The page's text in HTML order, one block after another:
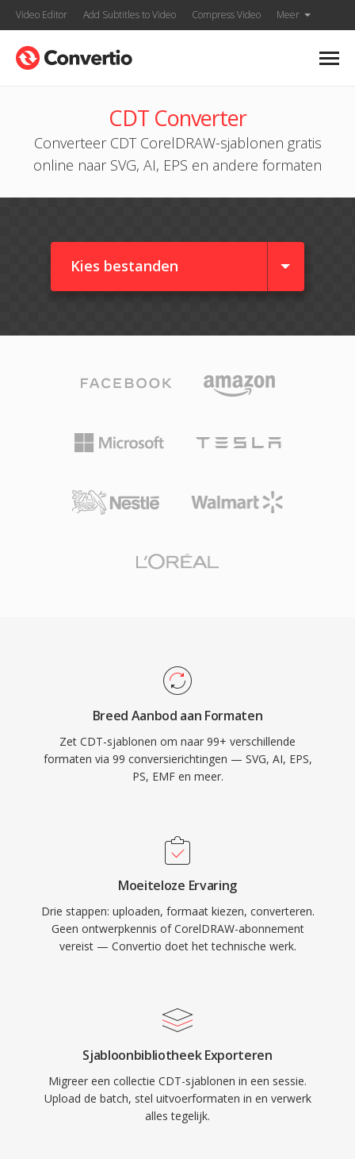
Video Editor Add Subtitles to Video Compress Video Meer
CDT Converter
Converteer CDT CorelDRAW-sjablonen gratis
online naar SVG, AI, EPS en andere formaten
Kies bestanden
Breed Aanbod aan Formaten
Zet CDT-sjablonen om naar 99+ verschillende
formaten via 99 conversierichtingen — SVG, AI, EPS,
PS, EMF en meer.
Moeiteloze Ervaring
Drie stappen: uploaden, formaat kiezen, converteren.
Geen ontwerpkennis of CorelDRAW-abonnement
vereist — Convertio doet het technische werk.
Sjabloonbibliotheek Exporteren
Migreer een collectie CDT-sjablonen in een sessie.
Upload de batch, stel uitvoerformaten in en verwerk
alles tegelijk.